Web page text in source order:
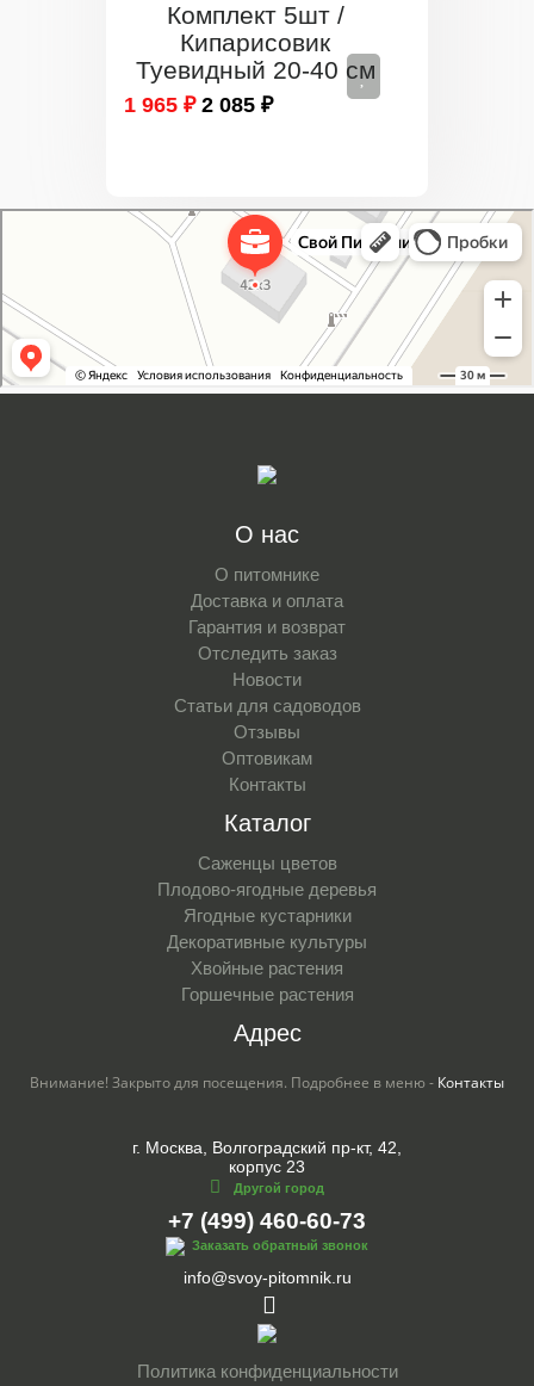
Комплект 5шт /
Кипарисовик
Туевидный 20-40 см
1 965 ₽ 2 085 ₽
Питомник растений в Москве
О нас
О питомнике
Доставка и оплата
Гарантия и возврат
Отследить заказ
Новости
Статьи для садоводов
Отзывы
Оптовикам
Контакты
Каталог
Саженцы цветов
Плодово-ягодные деревья
Ягодные кустарники
Декоративные культуры
Хвойные растения
Горшечные растения
Адрес
Внимание! Закрыто для посещения. Подробнее в меню - Контакты
г. Москва, Волгоградский пр-кт, 42,
корпус 23
Другой город
+7 (499) 460-60-73
Заказать обратный звонок
info@svoy-pitomnik.ru
Политика конфиденциальности